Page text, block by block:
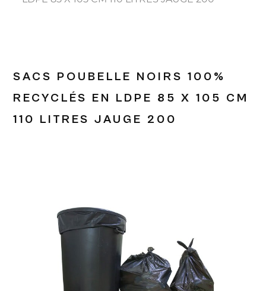
SACS POUBELLE NOIRS 100%
RECYCLÉS EN LDPE 85 X 105 CM
110 LITRES JAUGE 200